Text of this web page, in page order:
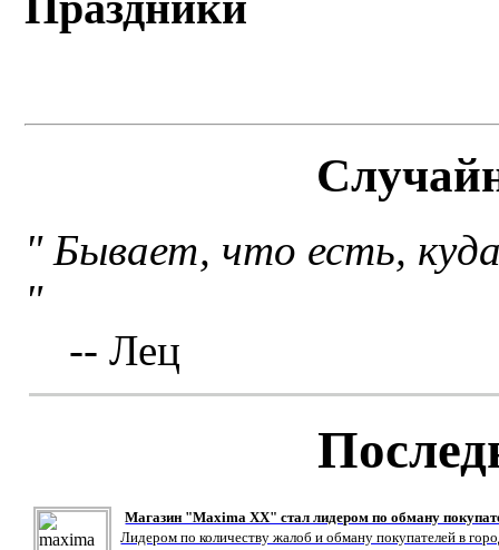
" Бывает, что есть,
"
-- Лец
Магазин "Maxima XX" стал лидером по обману
Лидером по количеству жалоб и обману покупателей в